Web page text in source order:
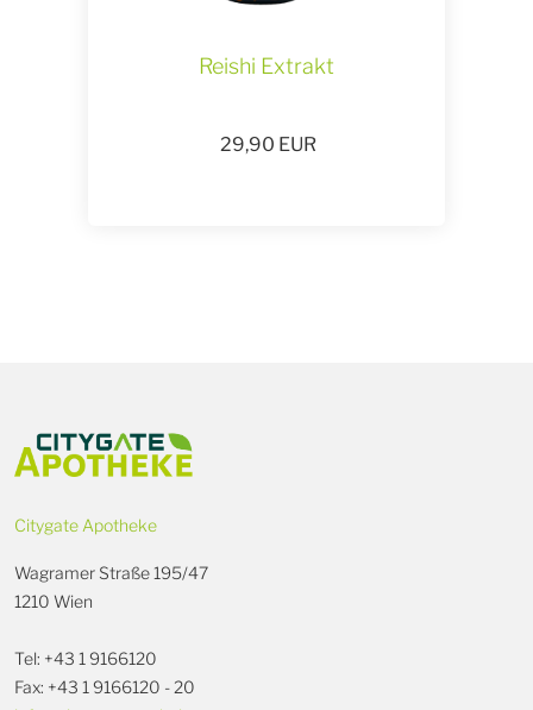
Reishi Extrakt
29,90 EUR
Citygate Apotheke
Wagramer Straße 195/47
1210 Wien
Tel: +43 1 9166120
Fax: +43 1 9166120 - 20